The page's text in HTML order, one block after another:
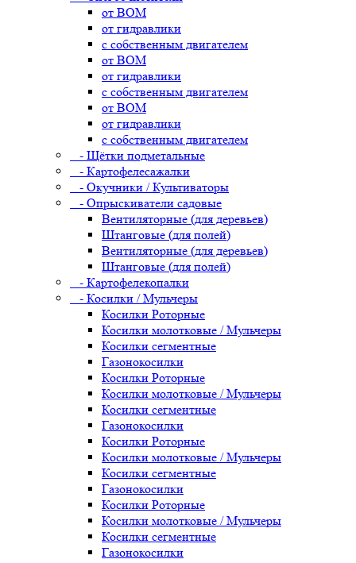
от ВОМ
от гидравлики
с собственным двигателем
от ВОМ
от гидравлики
с собственным двигателем
от ВОМ
от гидравлики
с собственным двигателем
- Щётки подметальные
- Картофелесажалки
- Окучники / Культиваторы
- Опрыскиватели садовые
Вентиляторные (для деревьев)
Штанговые (для полей)
Вентиляторные (для деревьев)
Штанговые (для полей)
- Картофелекопалки
- Косилки / Мульчеры
Косилки Роторные
Косилки молотковые / Мульчеры
Косилки сегментные
Газонокосилки
Косилки Роторные
Косилки молотковые / Мульчеры
Косилки сегментные
Газонокосилки
Косилки Роторные
Косилки молотковые / Мульчеры
Косилки сегментные
Газонокосилки
Косилки Роторные
Косилки молотковые / Мульчеры
Косилки сегментные
Газонокосилки